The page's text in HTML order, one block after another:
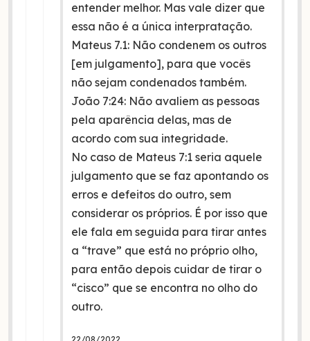
entender melhor. Mas vale dizer que
essa não é a única interpratação.
Mateus 7.1: Não condenem os outros
[em julgamento], para que vocês
não sejam condenados também.
João 7:24: Não avaliem as pessoas
pela aparência delas, mas de
acordo com sua integridade.
No caso de Mateus 7:1 seria aquele
julgamento que se faz apontando os
erros e defeitos do outro, sem
considerar os próprios. É por isso que
ele fala em seguida para tirar antes
a “trave” que está no próprio olho,
para então depois cuidar de tirar o
“cisco” que se encontra no olho do
outro.